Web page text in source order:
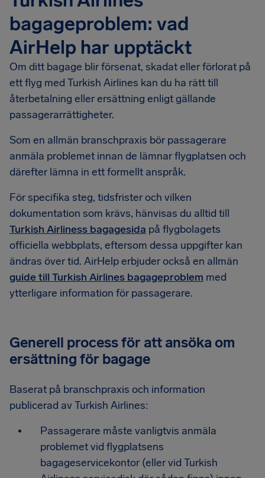
bagageproblem: vad
AirHelp har upptäckt
Om ditt bagage blir försenat, skadat eller förlorat på
ett flyg med Turkish Airlines kan du ha rätt till
återbetalning eller ersättning enligt gällande
passagerarrättigheter.
Som en allmän branschpraxis bör passagerare
anmäla problemet innan de lämnar flygplatsen och
därefter lämna in ett formellt anspråk.
För specifika steg, tidsfrister och vilken
dokumentation som krävs, hänvisas du alltid till
Turkish Airliness bagagesida på flygbolagets
officiella webbplats, eftersom dessa uppgifter kan
ändras över tid. AirHelp erbjuder också en allmän
guide till Turkish Airlines bagageproblem med
ytterligare information för passagerare.
Generell process för att ansöka om
ersättning för bagage
Baserat på branschpraxis och information
publicerad av Turkish Airlines:
Passagerare måste vanligtvis anmäla
problemet vid flygplatsens
bagageservicekontor (eller vid Turkish